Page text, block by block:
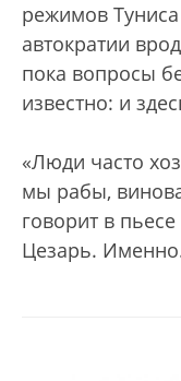
режимов
автократии
пока вопросы
известно: и
«Люди часто
мы рабы,
говорит в
Цезарь.